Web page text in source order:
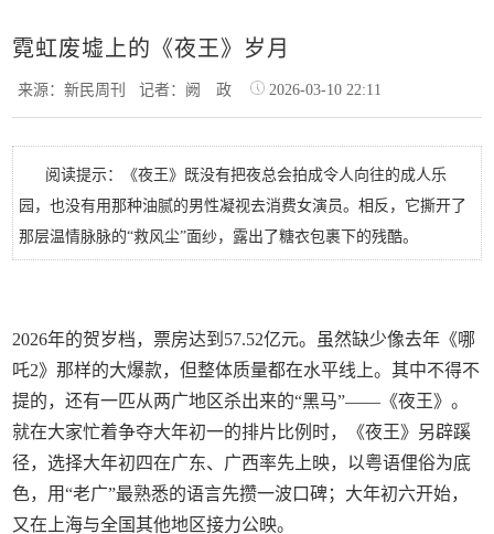
霓虹废墟上的《夜王》岁月
来源：新民周刊记者：阙 政 2026-03-10 22:11
阅读提示：《夜王》既没有把夜总会拍成令人向往的成人乐
园，也没有用那种油腻的男性凝视去消费女演员。相反，它撕开了
那层温情脉脉的“救风尘”面纱，露出了糖衣包裹下的残酷。
2026年的贺岁档，票房达到57.52亿元。虽然缺少像去年《哪
吒2》那样的大爆款，但整体质量都在水平线上。其中不得不
提的，还有一匹从两广地区杀出来的“黑马”——《夜王》。
就在大家忙着争夺大年初一的排片比例时，《夜王》另辟蹊
径，选择大年初四在广东、广西率先上映，以粤语俚俗为底
色，用“老广”最熟悉的语言先攒一波口碑；大年初六开始，
又在上海与全国其他地区接力公映。